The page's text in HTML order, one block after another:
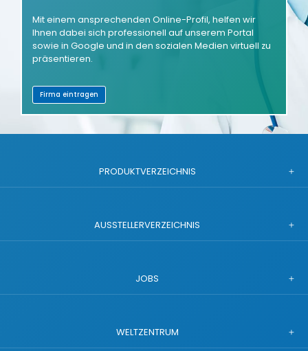
Mit einem ansprechenden Online-Profil, helfen wir
Ihnen dabei sich professionell auf unserem Portal
sowie in Google und in den sozialen Medien virtuell zu
präsentieren.
Firma eintragen
PRODUKTVERZEICHNIS
AUSSTELLERVERZEICHNIS
JOBS
WELTZENTRUM